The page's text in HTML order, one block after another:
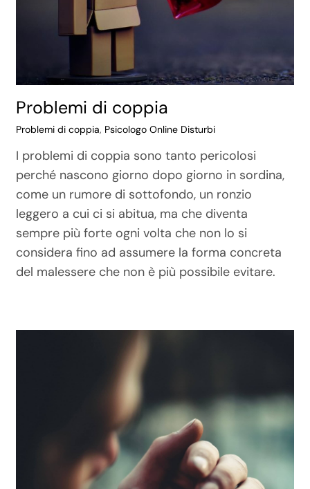
Problemi di coppia
Problemi di coppia, Psicologo Online Disturbi
I problemi di coppia sono tanto pericolosi
perché nascono giorno dopo giorno in sordina,
come un rumore di sottofondo, un ronzio
leggero a cui ci si abitua, ma che diventa
sempre più forte ogni volta che non lo si
considera fino ad assumere la forma concreta
del malessere che non è più possibile evitare.